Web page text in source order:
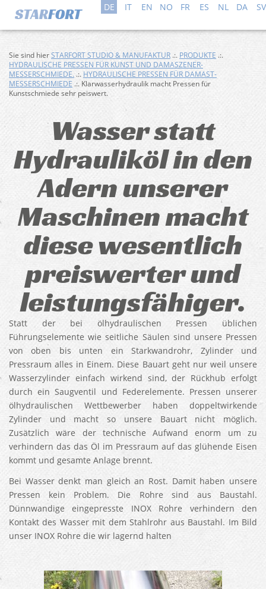
DE IT EN NO FR ES NL DA SV
Sie sind hierSTARFORT STUDIO & MANUFAKTUR .:. PRODUKTE .:.
HYDRAULISCHE PRESSEN FÜR KUNST UND DAMASZENER-
MESSERSCHMIEDE. .:. HYDRAULISCHE PRESSEN FÜR DAMAST-
MESSERSCHMIEDE .:. Klarwasserhydraulik macht Pressen für
Kunstschmiede sehr peiswert.
Wasser statt
Hydrauliköl in den
Adern unserer
Maschinen macht
diese wesentlich
preiswerter und
leistungsfähiger.
Statt der bei ölhydraulischen Pressen üblichen
Führungselemente wie seitliche Säulen sind unsere Pressen
von oben bis unten ein Starkwandrohr, Zylinder und
Pressraum alles in Einem. Diese Bauart geht nur weil unsere
Wasserzylinder einfach wirkend sind, der Rückhub erfolgt
durch ein Saugventil und Federelemente. Pressen unserer
ölhydraulischen Wettbewerber haben doppeltwirkende
Zylinder und macht so unsere Bauart nicht möglich.
Zusätzlich wäre der technische Aufwand enorm um zu
verhindern das das Öl im Pressraum auf das glühende Eisen
kommt und gesamte Anlage brennt.
Bei Wasser denkt man gleich an Rost. Damit haben unsere
Pressen kein Problem. Die Rohre sind aus Baustahl.
Dünnwandige eingepresste INOX Rohre verhindern den
Kontakt des Wasser mit dem Stahlrohr aus Baustahl. Im Bild
unser INOX Rohre die wir lagernd halten